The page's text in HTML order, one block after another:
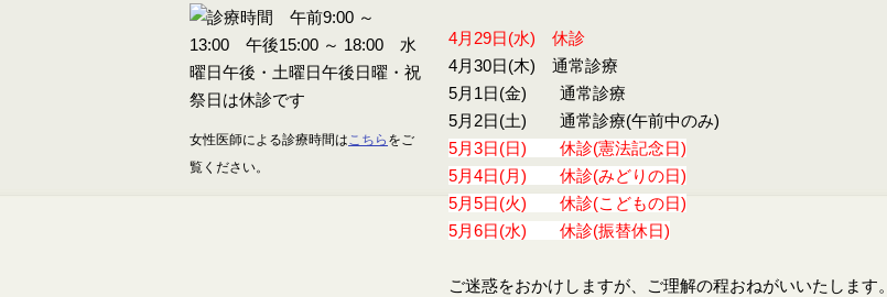
女性医師による診療時間はこちら をご
覧ください。
4月29日(水) 休診
4月30日(木) 通常診療
5月1日(金) 通常診療
5月2日(土) 通常診療(午前中のみ)
5月3日(日) 休診(憲法記念日)
5月4日(月) 休診(みどりの日)
5月5日(火) 休診(こどもの日)
5月6日(水) 休診(振替休日)
ご迷惑をおかけしますが、ご理解の程おねがいいたします。